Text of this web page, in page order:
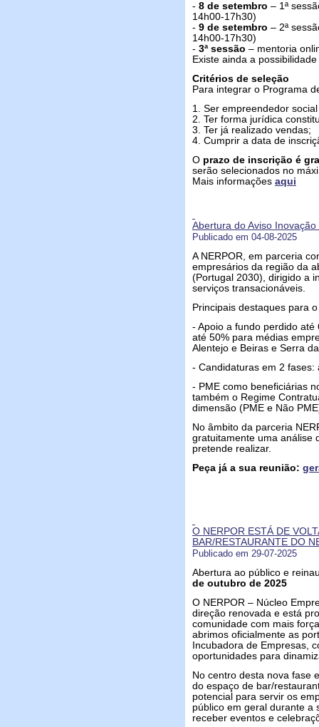
- 8 de setembro – 1ª
14h00-17h30)
- 9 de setembro – 2ª
14h00-17h30)
- 3ª sessão – mentoria
Existe ainda a
Critérios de seleção
Para integrar o Programa
1. Ser empreendedor
2. Ter forma jurídica
3. Ter já realizado vendas;
4. Cumprir a data de
O prazo de inscrição é
serão selecionados no
Mais informações aqui
Abertura do Aviso
Publicado em 04-08-2025
A NERPOR, em parceria
empresários da região da
(Portugal 2030), dirigido a
serviços transacionáveis.
Principais destaques para
- Apoio a fundo perdido
até 50% para médias
Alentejo e Beiras e Serra
- Candidaturas em 2
- PME como beneficiárias
também o Regime
dimensão (PME e Não
No âmbito da parceria
gratuitamente uma análise
pretende realizar.
Peça já a sua reunião:
O NERPOR ESTÁ DE
BAR/RESTAURANTE DO
Publicado em 29-07-2025
Abertura ao público e
de outubro de 2025
O NERPOR – Núcleo
direção renovada e está
comunidade com mais
abrimos oficialmente as
Incubadora de Empresas,
oportunidades para
No centro desta nova fase
do espaço de bar/
potencial para servir os
público em geral durante a
receber eventos e